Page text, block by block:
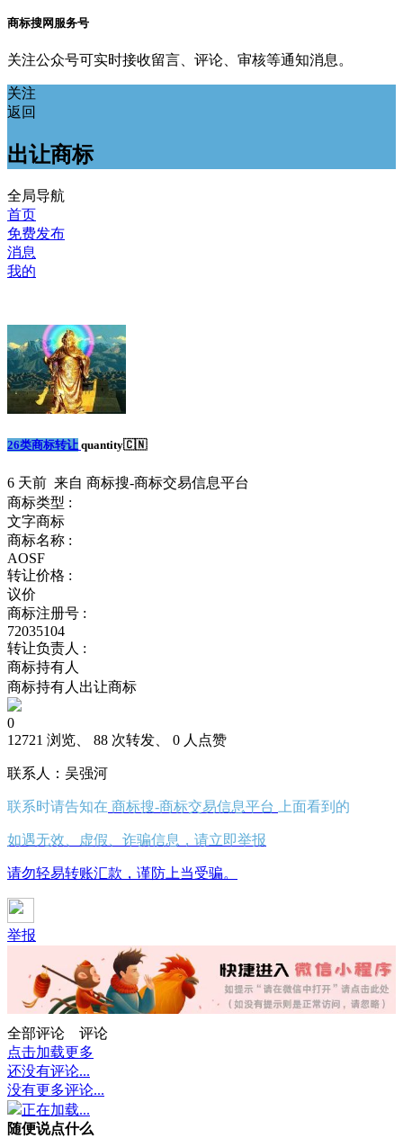
商标搜网服务号
关注公众号可实时接收留言、评论、审核等通知消息。
关注
返回
出让商标
全局导航
首页
免费发布
消息
我的
26类商标转让 quantity🇨🇳
6 天前 来自 商标搜-商标交易信息平台
商标类型 :
文字商标
商标名称 :
AOSF
转让价格 :
议价
商标注册号 :
72035104
转让负责人 :
商标持有人
商标持有人出让商标
0
12721 浏览、 88 次转发、 0 人点赞
联系人：吴强河
联系时请告知在 商标搜-商标交易信息平台 上面看到的
如遇无效、虚假、诈骗信息，请立即举报
请勿轻易转账汇款，谨防上当受骗。
举报
全部评论
评论
点击加载更多
还没有评论...
没有更多评论...
正在加载...
随便说点什么